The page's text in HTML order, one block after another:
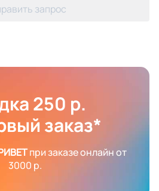
запрос
250 р.
заказ*
при заказе онлайн от
3000 р.